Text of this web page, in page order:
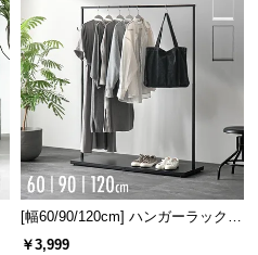
[幅60/90/120cm] ハンガーラック
スチール 4段階高さ調節 サイドフ
￥3,999